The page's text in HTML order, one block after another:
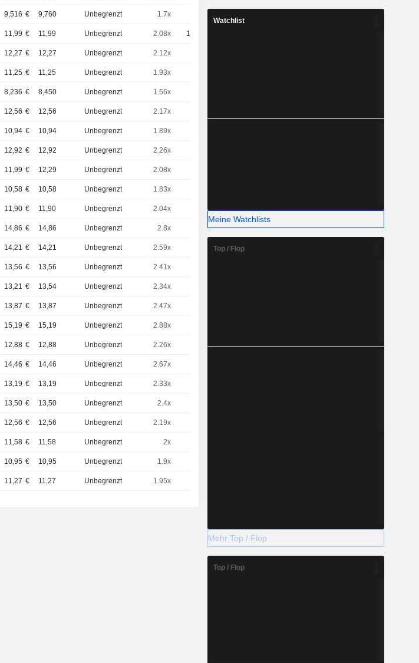
9,516 € 9,760 Unbegrenzt 1.7x
11,99 € 11,99 Unbegrenzt 2.08x 10
12,27 € 12,27 Unbegrenzt 2.12x
11,25 € 11,25 Unbegrenzt 1.93x
8,236 € 8,450 Unbegrenzt 1.56x
12,56 € 12,56 Unbegrenzt 2.17x
10,94 € 10,94 Unbegrenzt 1.89x
12,92 € 12,92 Unbegrenzt 2.26x
11,99 € 12,29 Unbegrenzt 2.08x
10,58 € 10,58 Unbegrenzt 1.83x
11,90 € 11,90 Unbegrenzt 2.04x 5.62 / 5.63
14,86 € 14,86 Unbegrenzt 2.8x 8,200EUR
14,21 € 14,21 Unbegrenzt 2.59x 8,870
13,56 € 13,56 Unbegrenzt 2.41x
13,21 € 13,54 Unbegrenzt 2.34x
13,87 € 13,87 Unbegrenzt 2.47x
15,19 € 15,19 Unbegrenzt 2.88x
12,88 € 12,88 Unbegrenzt 2.26x 10,16EUR
14,46 € 14,46 Unbegrenzt 2.67x
13,19 € 13,19 Unbegrenzt 2.33x
13,50 € 13,50 Unbegrenzt 2.4x
12,56 € 12,56 Unbegrenzt 2.19x
11,58 € 11,58 Unbegrenzt 2x
10,95 € 10,95 Unbegrenzt 1.9x
11,27 € 11,27 Unbegrenzt 1.95x
Watchlist
Meine Watchlists
Top / Flop
Mehr Top / Flop
Top / Flop